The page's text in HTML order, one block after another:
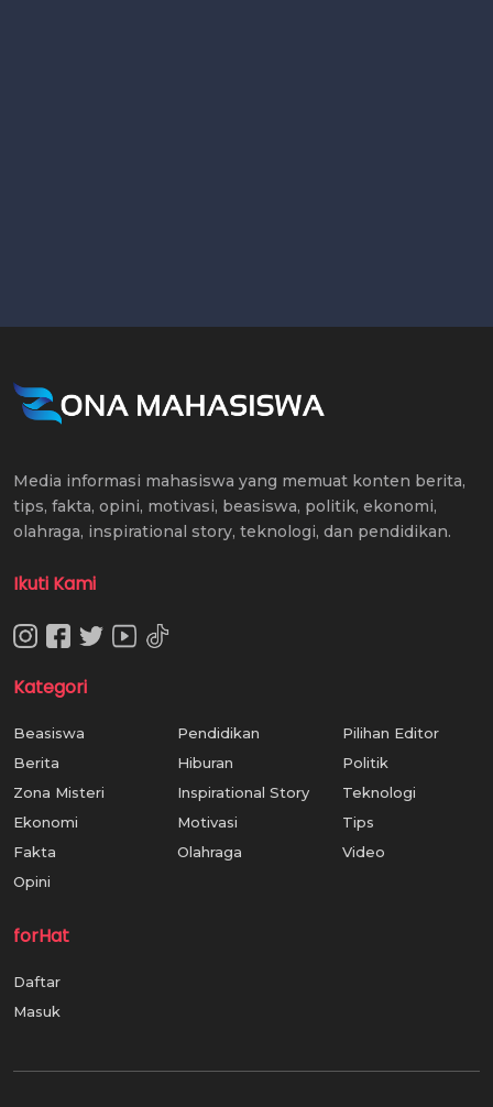
Media informasi mahasiswa yang memuat konten berita,
tips, fakta, opini, motivasi, beasiswa, politik, ekonomi,
olahraga, inspirational story, teknologi, dan pendidikan.
Ikuti Kami
Kategori
Beasiswa
Berita
Zona Misteri
Ekonomi
Fakta
Opini
Pendidikan
Hiburan
Inspirational Story
Motivasi
Olahraga
Pilihan Editor
Politik
Teknologi
Tips
Video
forHat
Daftar
Masuk